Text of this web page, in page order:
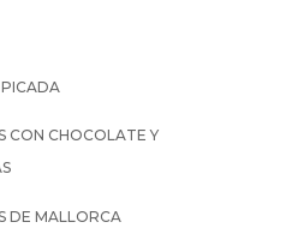
CON CHOCOLATE Y
DE MALLORCA